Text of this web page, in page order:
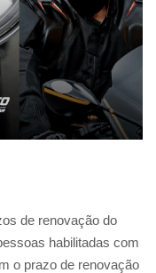
de renovação do
habilitadas com
o prazo de renovação